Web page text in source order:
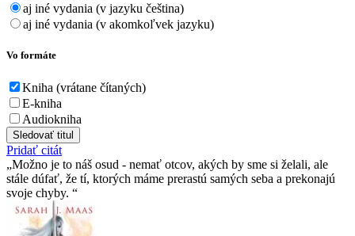
aj iné vydania (v jazyku čeština)
aj iné vydania (v akomkoľvek jazyku)
Vo formáte
Kniha (vrátane čítaných)
E-kniha
Audiokniha
Sledovať titul
Pridať citát
Možno je to náš osud - nemať otcov, akých by sme si želali, ale
stále dúfať, že tí­, ktorých máme prerastú samých seba a prekonajú
svoje chyby.